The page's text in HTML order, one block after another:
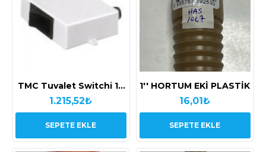
TMC Tuvalet Switchi 12
V
1.215,52₺
SEPETE EKLE
1'' HORTUM EKİ PLASTİK
16,01₺
SEPETE EKLE